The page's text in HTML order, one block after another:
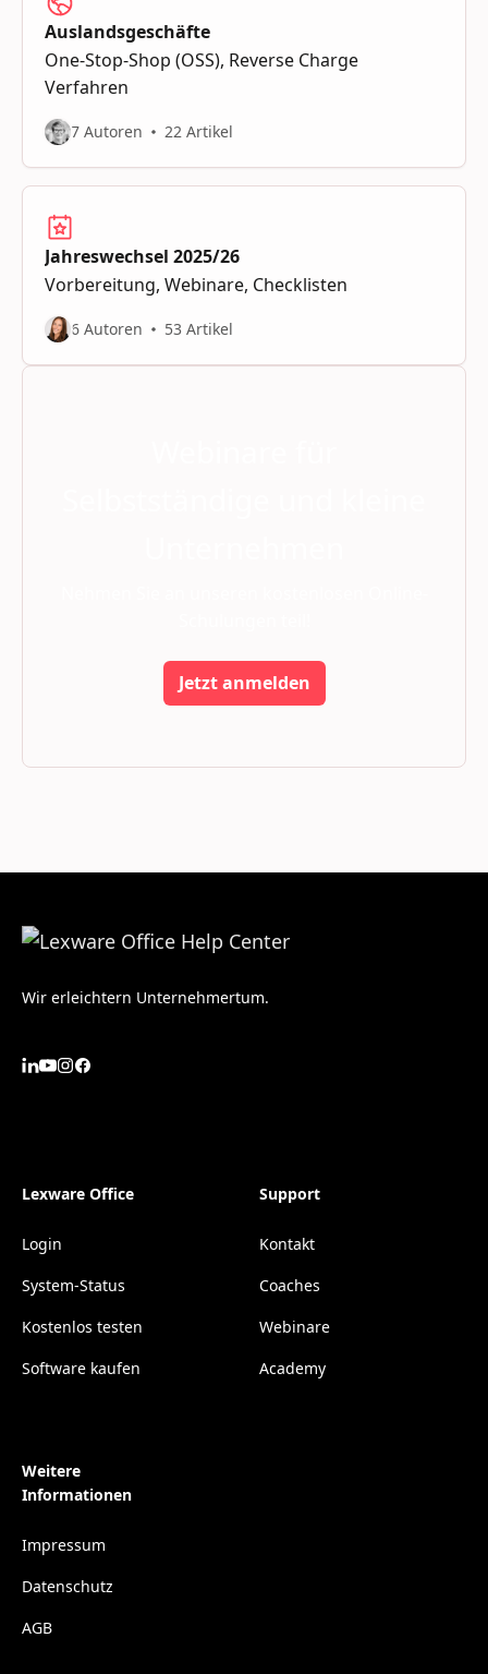
Auslandsgeschäfte
One-Stop-Shop (OSS), Reverse Charge
Verfahren
7 Autoren 22 Artikel
Jahreswechsel 2025/26
Vorbereitung, Webinare, Checklisten
6 Autoren 53 Artikel
Jetzt anmelden
Wir erleichtern Unternehmertum.
Lexware Office
Login
System-Status
Kostenlos testen
Software kaufen
Support
Kontakt
Coaches
Webinare
Academy
Weitere
Informationen
Impressum
Datenschutz
AGB